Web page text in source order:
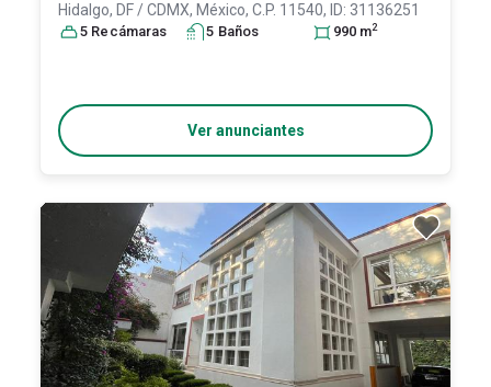
Hidalgo, DF / CDMX, México, C.P. 11540, ID: 31136251
5 Recámaras 5 Baños 990 m2
Ver anunciantes